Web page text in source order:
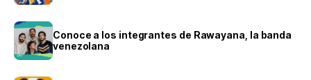
Conoce a los integrantes de Rawayana, la banda
venezolana